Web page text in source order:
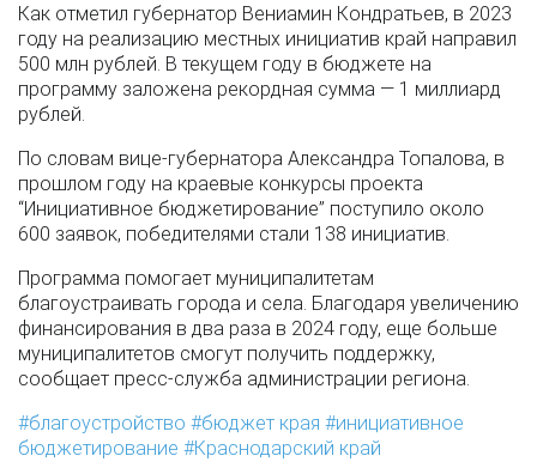
Как отметил губернатор Вениамин Кондратьев, в 2023
году на реализацию местных инициатив край направил
500 млн рублей. В текущем году в бюджете на
программу заложена рекордная сумма — 1 миллиард
рублей.
По словам вице-губернатора Александра Топалова, в
прошлом году на краевые конкурсы проекта
“Инициативное бюджетирование” поступило около
600 заявок, победителями стали 138 инициатив.
Программа помогает муниципалитетам
благоустраивать города и села. Благодаря увеличению
финансирования в два раза в 2024 году, еще больше
муниципалитетов смогут получить поддержку,
сообщает пресс-служба администрации региона.
благоустройство
бюджет края
инициативное
бюджетирование
Краснодарский край